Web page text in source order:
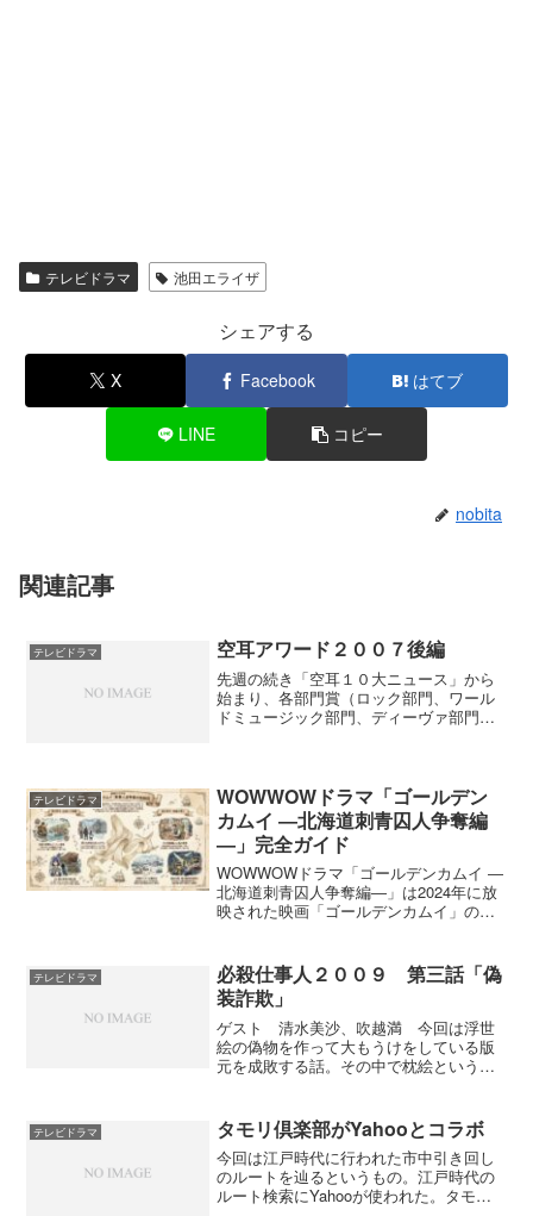
テレビドラマ 池田エライザ
シェアする
X Facebook はてブ
LINE コピー
nobita
関連記事
テレビドラマ 空耳アワード２００７後編
先週の続き「空耳１０大ニュース」から
始まり、各部門賞（ロック部門、ワール
ドミュージック部門、ディーヴァ部門）
サイクでした 嫁 ブサ...
テレビドラマ
WOWWOWドラマ「ゴールデン
カムイ ―北海道刺青囚人争奪編
―」完全ガイド
WOWWOWドラマ「ゴールデンカムイ ―
北海道刺青囚人争奪編―」は2024年に放
映された映画「ゴールデンカムイ」のそ
のである。1. 物語の幕開け：金塊を巡る
三つ巴の争...
テレビドラマ
必殺仕事人２００９ 第三話「偽
装詐欺」
ゲスト 清水美沙、吹越満 今回は浮世
絵の偽物を作って大もうけをしている版
元を成敗する話。その中で枕絵というの
たのが出回っていたんですね。 だんだ
んと東山紀之の昼行灯ぶり...
テレビドラマ タモリ倶楽部がYahooとコラボ
今回は江戸時代に行われた市中引き回し
のルートを辿るというもの。江戸時代の
ルート検索にYahooが使われた。タモリ